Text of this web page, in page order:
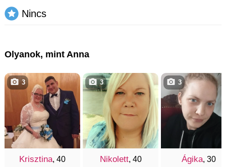
Nincs
Olyanok, mint Anna
Krisztina, 40
3
Nikolett, 40
3
Ágika, 30
3